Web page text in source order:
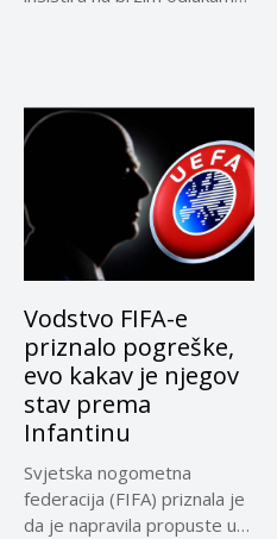
Vodstvo FIFA-e
priznalo pogreške,
evo kakav je njegov
stav prema
Infantinu
Svjetska nogometna
federacija (FIFA) priznala je
da je napravila propuste u